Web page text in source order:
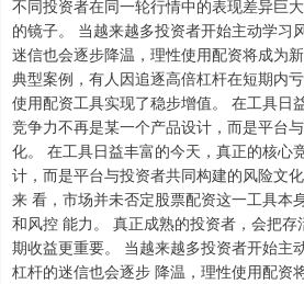
不同投资者在同一轮行情中的表现差异巨
的镜子。 当越来越多投资者开始主动学习
迷信也会逐步降温，理性使用配资将成为
典型案例，有人因追逐高倍杠杆在短期内
使用配资工具实现了稳步增值。 在工具日
竞争力不再是某一个产品设计，而是平台
化。 在工具日益丰富的今天，真正的核心
计，而是平台与投资者共同构建的风险文
来 看，市场并未否定股票配资这一工具本
和风控 能力。 真正成熟的投资者，会把
期收益更重要。 当越来越多投资者开始主
杠杆的迷信也会逐步 降温，理性使用配资
深证成指 14311.01